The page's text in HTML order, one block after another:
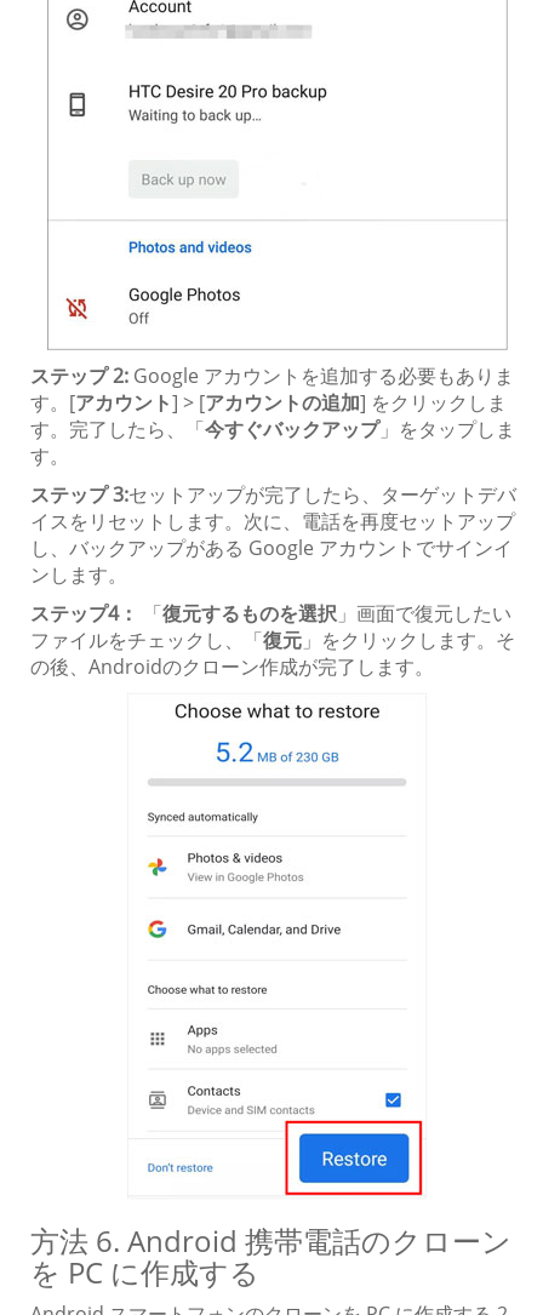
ステップ 2: Google アカウントを追加する必要もありま
す。[アカウント] > [アカウントの追加] をクリックしま
す。完了したら、「今すぐバックアップ」をタップしま
す。
ステップ 3:セットアップが完了したら、ターゲットデバ
イスをリセットします。次に、電話を再度セットアップ
し、バックアップがある Google アカウントでサインイ
ンします。
ステップ4：
「復元するものを選択 」画面で復元したい
ファイルをチェックし、「復元 」をクリックします。そ
の後、Androidのクローン作成が完了します。
方法 6. Android 携帯電話のクローン
を PC に作成する